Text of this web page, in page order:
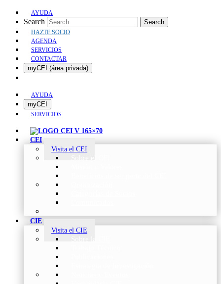
AYUDA
Search Search
HAZTE SOCIO
AGENDA
SERVICIOS
CONTACTAR
myCEI (área privada)
AYUDA
myCEI
SERVICIOS
CEI
Visita el CEI
CIE
Visita el CIE